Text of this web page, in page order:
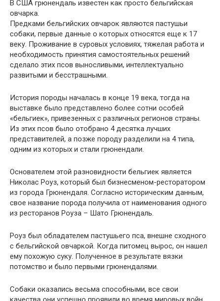
В США грюнендаль известен как просто бельгийская
овчарка.
Предками бельгийских овчарок являются пастушьи
собаки, первые данные о которых относятся еще к 17
веку. Проживание в суровых условиях, тяжелая работа и
необходимость принятия самостоятельных решений
сделало этих псов выносливыми, интеллектуально
развитыми и бесстрашными.
История породы началась в конце 19 века, тогда на
выставке было представлено более сотни особей
«бельгиек», привезенных с различных регионов страны.
Из этих псов было отобрано 4 десятка лучших
представителей, а позже породу разделили на 4 типа,
одним из которых и стали грюнендали.
Основателем этой разновидности бельгиек является
Николас Роуз, который был бизнесменом-ресторатором
из города Грюнендаля. Согласно историческим данным,
свое название порода получила от наименования одного
из ресторанов Роуза – Шато Грюнендаль.
Роуз был обладателем пастушьего пса, внешне сходного
с бельгийской овчаркой. Когда питомец вырос, он нашел
ему похожую суку. Полученное в результате вязки
потомство и было первыми грюнендалями.
Собаки оказались весьма способными, все свои